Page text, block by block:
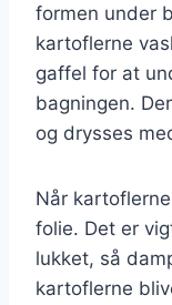
formen under
kartoflerne
gaffel for at
bagningen.
og drysses
Når
folie. Det er
lukket, så
kartoflerne